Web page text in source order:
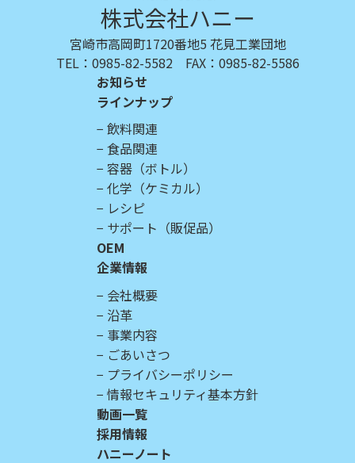
株式会社ハニー
宮崎市高岡町1720番地5 花見工業団地
TEL：0985-82-5582 FAX：0985-82-5586
お知らせ
ラインナップ
飲料関連
食品関連
容器（ボトル）
化学（ケミカル）
レシピ
サポート（販促品）
OEM
企業情報
会社概要
沿革
事業内容
ごあいさつ
プライバシーポリシー
情報セキュリティ基本方針
動画一覧
採用情報
ハニーノート